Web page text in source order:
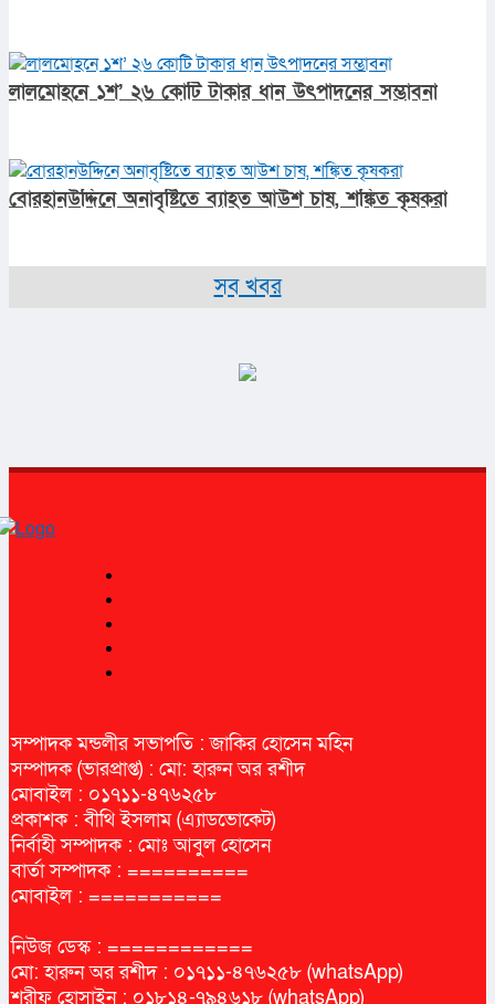
লালমোহনে ১শ’ ২৬ কোটি টাকার ধান উৎপাদনের সম্ভাবনা
বোরহানউদ্দিনে অনাবৃষ্টিতে ব্যাহত আউশ চাষ, শঙ্কিত কৃষকরা
সব খবর
সম্পাদক মন্ডলীর সভাপতি : জাকির হোসেন মহিন
সম্পাদক (ভারপ্রাপ্ত) : মো: হারুন অর রশীদ
মোবাইল : ০১৭১১-৪৭৬২৫৮
প্রকাশক : বীথি ইসলাম (এ্যাডভোকেট)
নির্বাহী সম্পাদক : মোঃ আবুল হোসেন
বার্তা সম্পাদক : ==========
মোবাইল : ===========
নিউজ ডেস্ক : ============
মো: হারুন অর রশীদ : ০১৭১১-৪৭৬২৫৮ (whatsApp)
শরীফ হোসাইন : ০১৮১৪-৭৯৪৬১৮ (whatsApp)